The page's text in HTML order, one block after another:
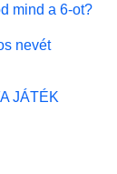
mind a 6-ot?
nevét
JÁTÉK